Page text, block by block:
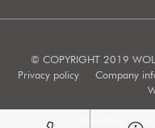
© COPYRIGHT 2019
Privacy policy
Company
Marketing e